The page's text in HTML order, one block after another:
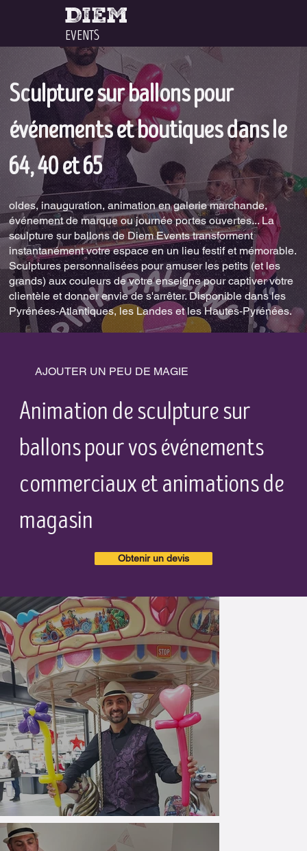
DIEM
EVENTS
Sculpture sur ballons pour
événements et boutiques dans le
64, 40 et 65
oldes, inauguration, animation en galerie marchande,
événement de marque ou journée portes ouvertes... La
sculpture sur ballons de Diem Events transforment
instantanément votre espace en un lieu festif et mémorable.
Sculptures personnalisées pour amuser les petits (et les
grands) aux couleurs de votre enseigne pour captiver votre
clientèle et donner envie de s'arrêter. Disponible dans les
Pyrénées-Atlantiques, les Landes et les Hautes-Pyrénées.
AJOUTER UN PEU DE MAGIE
Animation de sculpture sur
ballons pour vos événements
commerciaux et animations de
magasin
Obtenir un devis